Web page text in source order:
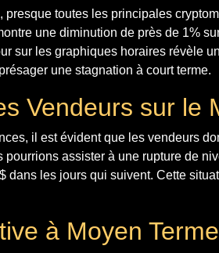
presque toutes les principales
une diminution de près de 1%
sur les graphiques horaires révèle
une stagnation à court terme.
Vendeurs sur le
il est évident que les vendeurs
pourrions assister à une rupture de
dans les jours qui suivent. Cette
à Moyen Terme